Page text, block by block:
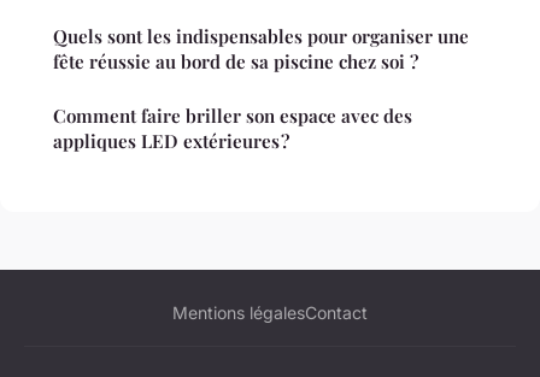
Quels sont les indispensables pour organiser une
fête réussie au bord de sa piscine chez soi ?
Comment faire briller son espace avec des
appliques LED extérieures ?
Mentions légalesContact